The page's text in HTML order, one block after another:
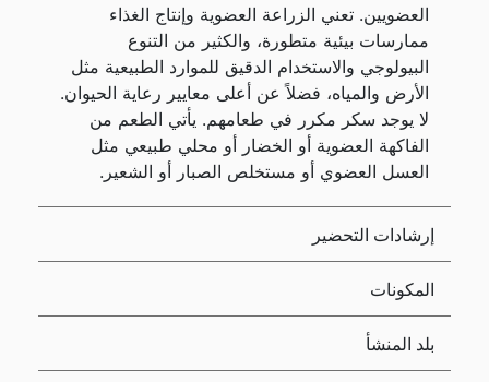
العضويين. تعني الزراعة العضوية وإنتاج الغذاء
ممارسات بيئية متطورة، والكثير من التنوع
البيولوجي والاستخدام الدقيق للموارد الطبيعية مثل
الأرض والمياه، فضلاً عن أعلى معايير رعاية الحيوان.
لا يوجد سكر مكرر في طعامهم. يأتي الطعم من
الفاكهة العضوية أو الخضار أو محلي طبيعي مثل
العسل العضوي أو مستخلص الصبار أو الشعير.
إرشادات التحضير
المكونات
بلد المنشأ